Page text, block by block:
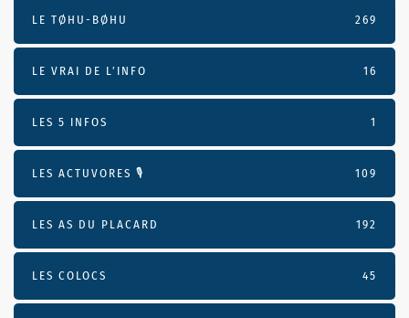
LE TØHU-BØHU 269
LE VRAI DE L’INFO 16
LES 5 INFOS 1
LES ACTUVORES 🎙 109
LES AS DU PLACARD 192
LES COLOCS 45